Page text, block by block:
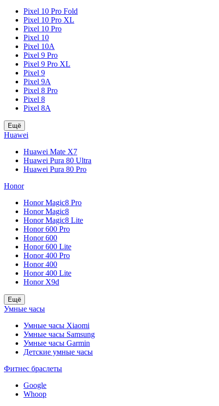
Pixel 10 Pro Fold
Pixel 10 Pro XL
Pixel 10 Pro
Pixel 10
Pixel 10A
Pixel 9 Pro
Pixel 9 Pro XL
Pixel 9
Pixel 9A
Pixel 8 Pro
Pixel 8
Pixel 8A
Ещё
Huawei
Huawei Mate X7
Huawei Pura 80 Ultra
Huawei Pura 80 Pro
Honor
Honor Magic8 Pro
Honor Magic8
Honor Magic8 Lite
Honor 600 Pro
Honor 600
Honor 600 Lite
Honor 400 Pro
Honor 400
Honor 400 Lite
Honor X9d
Ещё
Умные часы
Умные часы Xiaomi
Умные часы Samsung
Умные часы Garmin
Детские умные часы
Фитнес браслеты
Google
Whoop